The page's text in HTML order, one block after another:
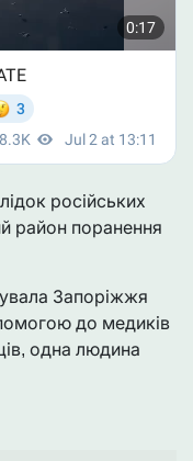
російських
район поранення
Запоріжжя
до медиків
одна людина